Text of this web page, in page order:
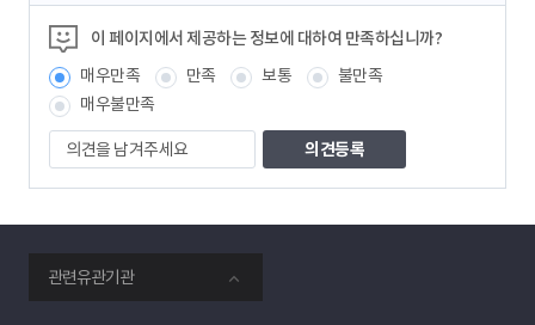
츠
정
보
책
임
자
이 페이지에서 제공하는 정보에 대하여 만족하십니까?
매우만족
만족 보통
불만족
매우불만족
의
견
을
겨
주
세
요
관련유관기관